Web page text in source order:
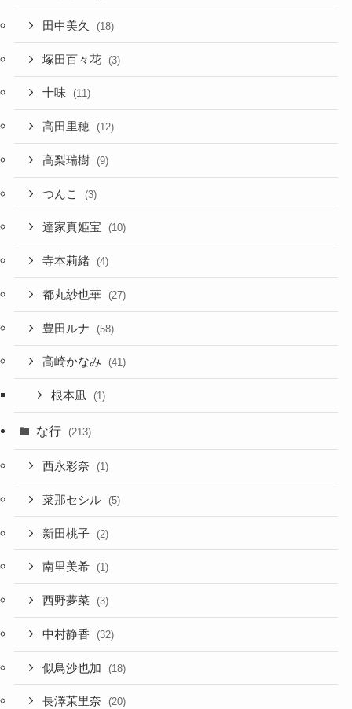
田中美久 (18)
塚田百々花 (3)
十味 (11)
高田里穂 (12)
高梨瑞樹 (9)
つんこ (3)
達家真姫宝 (10)
寺本莉緒 (4)
都丸紗也華 (27)
豊田ルナ (58)
高崎かなみ (41)
根本凪 (1)
な行 (213)
西永彩奈 (1)
菜那セシル (5)
新田桃子 (2)
南里美希 (1)
西野夢菜 (3)
中村静香 (32)
似鳥沙也加 (18)
長澤茉里奈 (20)